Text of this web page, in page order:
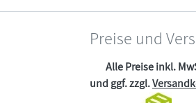
Preise und
Alle Preise inkl.
und ggf. zzgl.